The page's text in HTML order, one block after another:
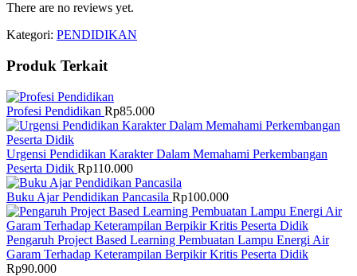
There are no reviews yet.
Kategori: PENDIDIKAN
Produk Terkait
Profesi Pendidikan Rp85.000
Urgensi Pendidikan Karakter Dalam Memahami Perkembangan
Peserta Didik Rp110.000
Buku Ajar Pendidikan Pancasila Rp100.000
Pengaruh Project Based Learning Pembuatan Lampu Energi Air
Garam Terhadap Keterampilan Berpikir Kritis Peserta Didik
Rp90.000